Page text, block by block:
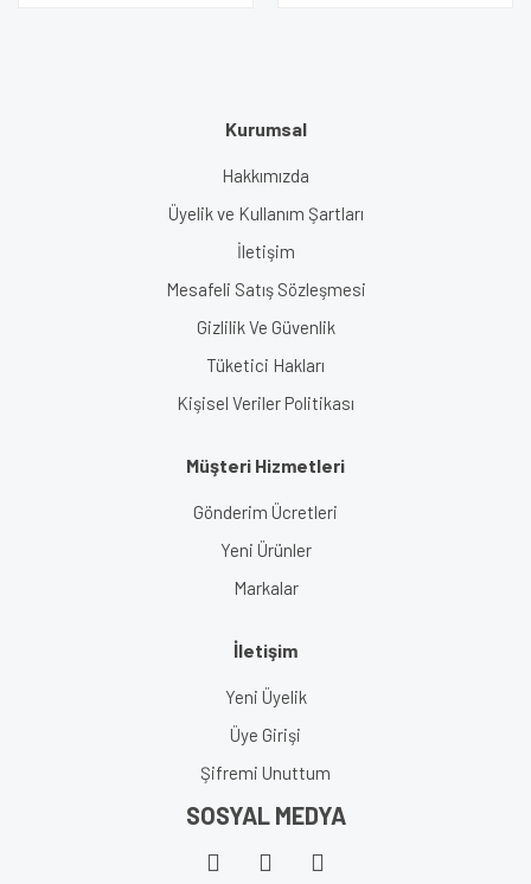
Kurumsal
Hakkımızda
Üyelik ve Kullanım Şartları
İletişim
Mesafeli Satış Sözleşmesi
Gizlilik Ve Güvenlik
Tüketici Hakları
Kişisel Veriler Politikası
Müşteri Hizmetleri
Gönderim Ücretleri
Yeni Ürünler
Markalar
İletişim
Yeni Üyelik
Üye Girişi
Şifremi Unuttum
SOSYAL MEDYA